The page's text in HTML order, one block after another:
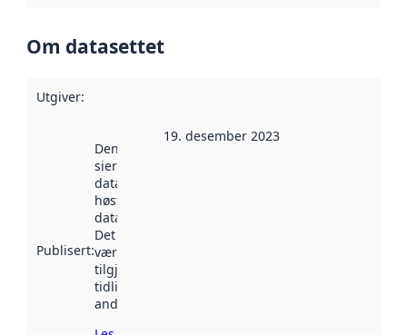
Om datasettet
Utgiver:
Publisert:
Denne datoen
sier når
datasettet ble
høstet av
data.norge.no.
Det kan ha
vært
tilgjengelig
tidligere
andre steder.
19. desember 2023